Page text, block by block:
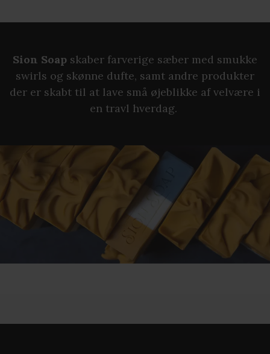
Sion Soap skaber farverige sæber med smukke
swirls og skønne dufte, samt andre produkter
der er skabt til at lave små øjeblikke af velvære i
en travl hverdag.